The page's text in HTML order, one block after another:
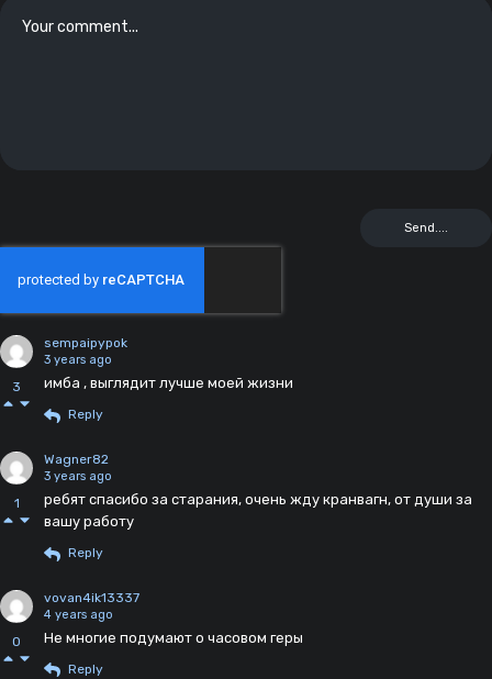
3
sempaipypok
3 years ago
имба , выглядит лучше моей жизни
Reply
1
Wagner82
3 years ago
ребят спасибо за старания, очень жду кранвагн, от души за
вашу работу
Reply
0
vovan4ik13337
4 years ago
Не многие подумают о часовом геры
Reply